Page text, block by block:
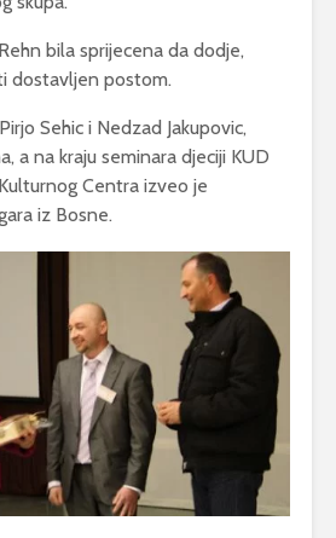
bila sprijecena da dodje,
dostavljen postom.
Sehic i Nedzad Jakupovic,
a na kraju seminara djeciji KUD
Centra izveo je
iz Bosne.